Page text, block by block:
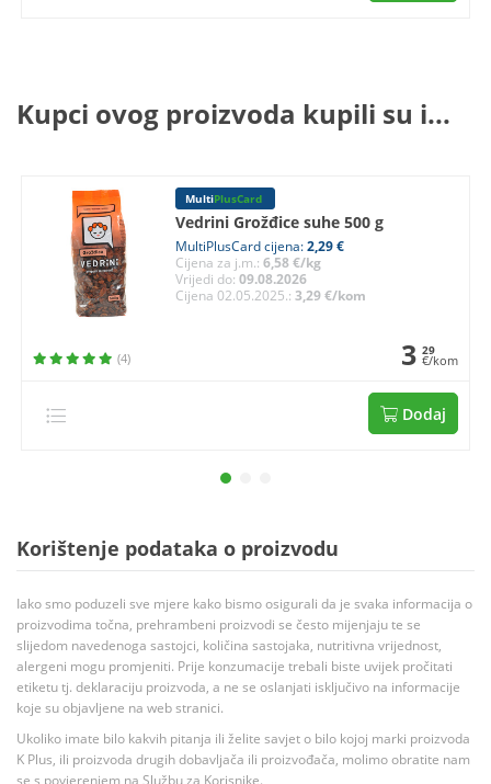
Kupci ovog proizvoda kupili su i...
MultiPlusCard
Vedrini Grožđice suhe 500 g
MultiPlusCard cijena:2,29 €
Cijena za j.m.:6,58 €/kg
Vrijedi do:09.08.2026
Cijena 02.05.2025.:3,29 €/kom
(4) 3 29
€/kom
Dodaj
Korištenje podataka o proizvodu
Iako smo poduzeli sve mjere kako bismo osigurali da je svaka informacija o
proizvodima točna, prehrambeni proizvodi se često mijenjaju te se
slijedom navedenoga sastojci, količina sastojaka, nutritivna vrijednost,
alergeni mogu promjeniti. Prije konzumacije trebali biste uvijek pročitati
etiketu tj. deklaraciju proizvoda, a ne se oslanjati isključivo na informacije
koje su objavljene na web stranici.
Ukoliko imate bilo kakvih pitanja ili želite savjet o bilo kojoj marki proizvoda
K Plus, ili proizvoda drugih dobavljača ili proizvođača, molimo obratite nam
se s povjerenjem na Službu za Korisnike.